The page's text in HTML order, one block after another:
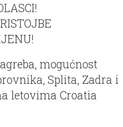
mogućnost
Splita, Zadra i
letovima Croatia